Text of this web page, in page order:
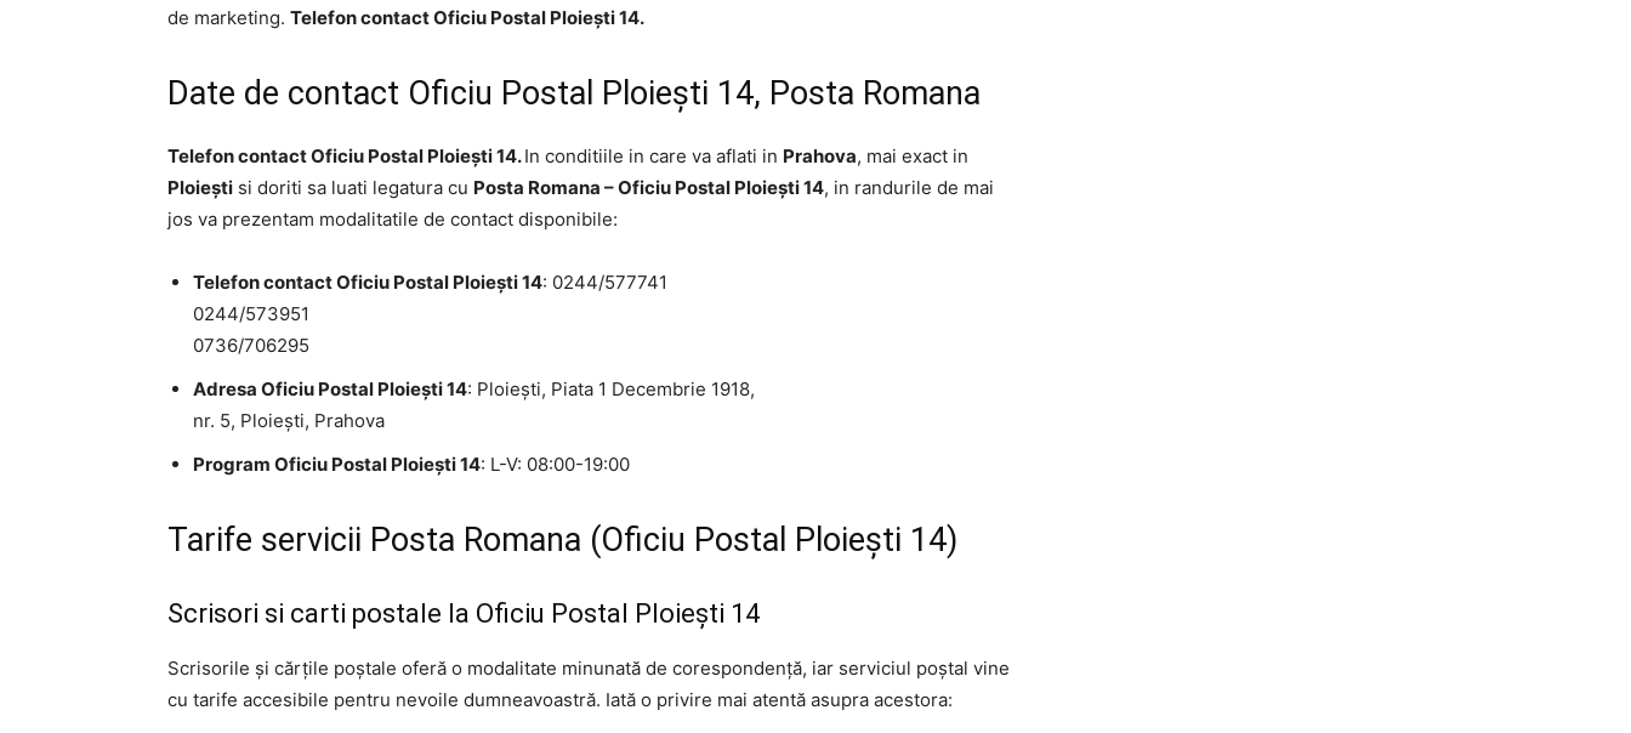
de marketing. Telefon contact Oficiu Postal Ploieşti 14.
Date de contact Oficiu Postal Ploieşti 14, Posta Romana
Telefon contact Oficiu Postal Ploieşti 14.In conditiile in care va aflati in Prahova, mai exact in
Ploieşti si doriti sa luati legatura cu Posta Romana – Oficiu Postal Ploieşti 14, in randurile de mai
jos va prezentam modalitatile de contact disponibile:
Telefon contact Oficiu Postal Ploieşti 14: 0244/577741
0244/573951
0736/706295
Adresa Oficiu Postal Ploieşti 14: Ploieşti, Piata 1 Decembrie 1918,
nr. 5, Ploieşti, Prahova
Program Oficiu Postal Ploieşti 14: L-V: 08:00-19:00
Tarife servicii Posta Romana (Oficiu Postal Ploieşti 14)
Scrisori si carti postale la Oficiu Postal Ploieşti 14
Scrisorile și cărțile poștale oferă o modalitate minunată de corespondență, iar serviciul poștal vine
cu tarife accesibile pentru nevoile dumneavoastră. Iată o privire mai atentă asupra acestora: